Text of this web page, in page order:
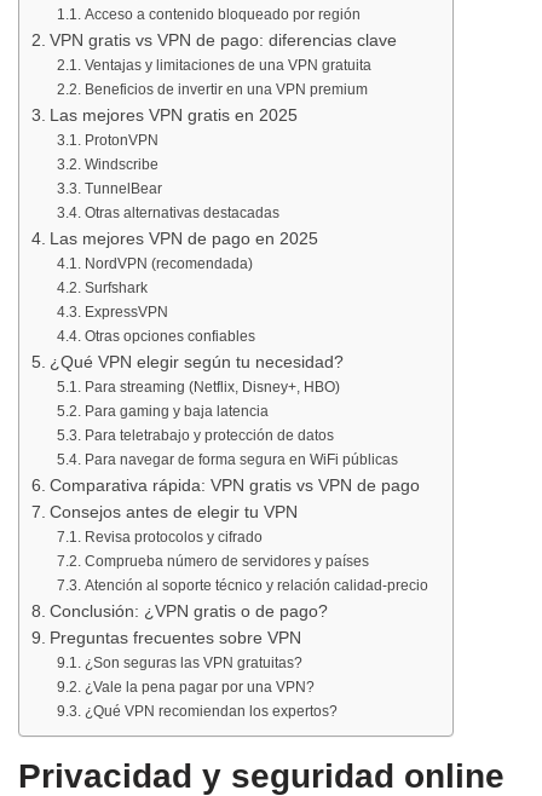
Acceso a contenido bloqueado por región
VPN gratis vs VPN de pago: diferencias clave
Ventajas y limitaciones de una VPN gratuita
Beneficios de invertir en una VPN premium
Las mejores VPN gratis en 2025
ProtonVPN
Windscribe
TunnelBear
Otras alternativas destacadas
Las mejores VPN de pago en 2025
NordVPN (recomendada)
Surfshark
ExpressVPN
Otras opciones confiables
¿Qué VPN elegir según tu necesidad?
Para streaming (Netflix, Disney+, HBO)
Para gaming y baja latencia
Para teletrabajo y protección de datos
Para navegar de forma segura en WiFi públicas
Comparativa rápida: VPN gratis vs VPN de pago
Consejos antes de elegir tu VPN
Revisa protocolos y cifrado
Comprueba número de servidores y países
Atención al soporte técnico y relación calidad-precio
Conclusión: ¿VPN gratis o de pago?
Preguntas frecuentes sobre VPN
¿Son seguras las VPN gratuitas?
¿Vale la pena pagar por una VPN?
¿Qué VPN recomiendan los expertos?
Privacidad y seguridad online